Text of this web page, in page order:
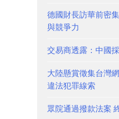
德國財長訪華前密
與競爭力
交易商透露：中國
大陸懸賞徵集台灣
違法犯罪線索
眾院通過撥款法案